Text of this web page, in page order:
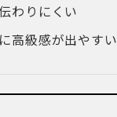
わりにくい
高級感が出やすい